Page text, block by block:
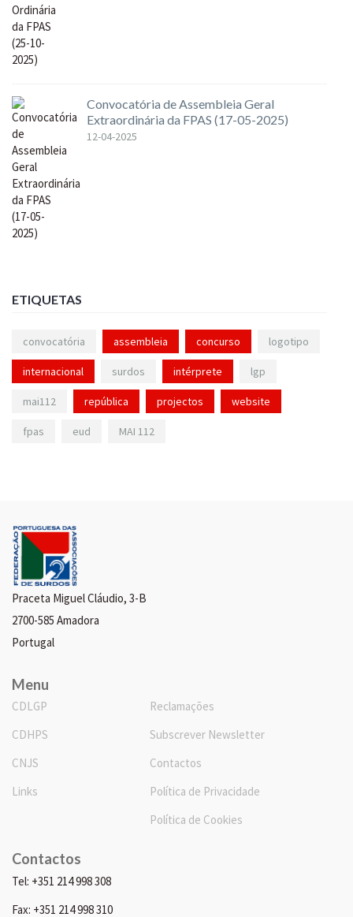
Convocatória de Assembleia Geral
Extraordinária da FPAS (17-05-2025)
12-04-2025
ETIQUETAS
convocatória assembleia concurso logotipo
internacional surdos intérprete lgp
mai112 república projectos website
fpas eud MAI 112
Praceta Miguel Cláudio, 3-B
2700-585 Amadora
Portugal
Menu
CDLGP
CDHPS
CNJS
Links
Reclamações
Subscrever Newsletter
Contactos
Política de Privacidade
Política de Cookies
Contactos
Tel: +351 214 998 308
Fax: +351 214 998 310